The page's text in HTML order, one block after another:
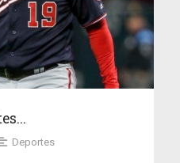
Deportes